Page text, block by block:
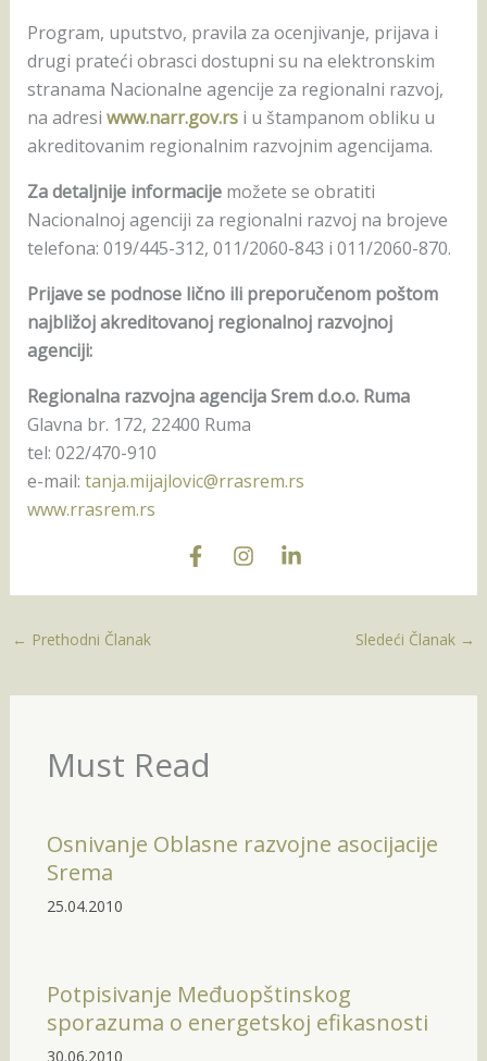
Program, uputstvo, pravila za ocenjivanje, prijava i
drugi prateći obrasci dostupni su na elektronskim
stranama Nacionalne agencije za regionalni razvoj,
na adresi www.narr.gov.rsi u štampanom obliku u
akreditovanim regionalnim razvojnim agencijama.
Za detaljnije informacije možete se obratiti
Nacionalnoj agenciji za regionalni razvoj na brojeve
telefona: 019/445-312, 011/2060-843 i 011/2060-870.
Prijave se podnose lično ili preporučenom poštom
najbližoj akreditovanoj regionalnoj razvojnoj
agenciji:
Regionalna razvojna agencija Srem d.o.o. Ruma
Glavna br. 172, 22400 Ruma
tel: 022/470-910
e-mail: tanja.mijajlovic@rrasrem.rs
www.rrasrem.rs
← Prethodni Članak Sledeći Članak →
Must Read
Osnivanje Oblasne razvojne asocijacije
Srema
25.04.2010
Potpisivanje Međuopštinskog
sporazuma o energetskoj efikasnosti
30.06.2010